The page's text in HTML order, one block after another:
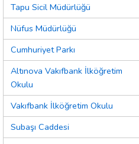
Tapu Sicil Müdürlüğü
Nüfus Müdürlüğü
Cumhuriyet Parkı
Altınova Vakıfbank İlköğretim
Okulu
Vakıfbank İlköğretim Okulu
Subaşı Caddesi